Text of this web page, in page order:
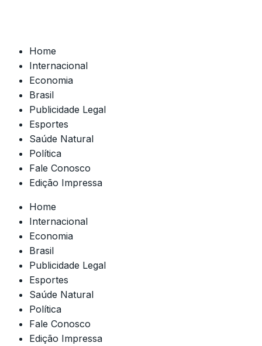
Home
Internacional
Economia
Brasil
Publicidade Legal
Esportes
Saúde Natural
Política
Fale Conosco
Edição Impressa
Home
Internacional
Economia
Brasil
Publicidade Legal
Esportes
Saúde Natural
Política
Fale Conosco
Edição Impressa